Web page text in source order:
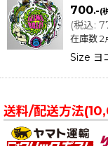
700.-(
(税込:
在庫数 2
Size
送料/配送方法